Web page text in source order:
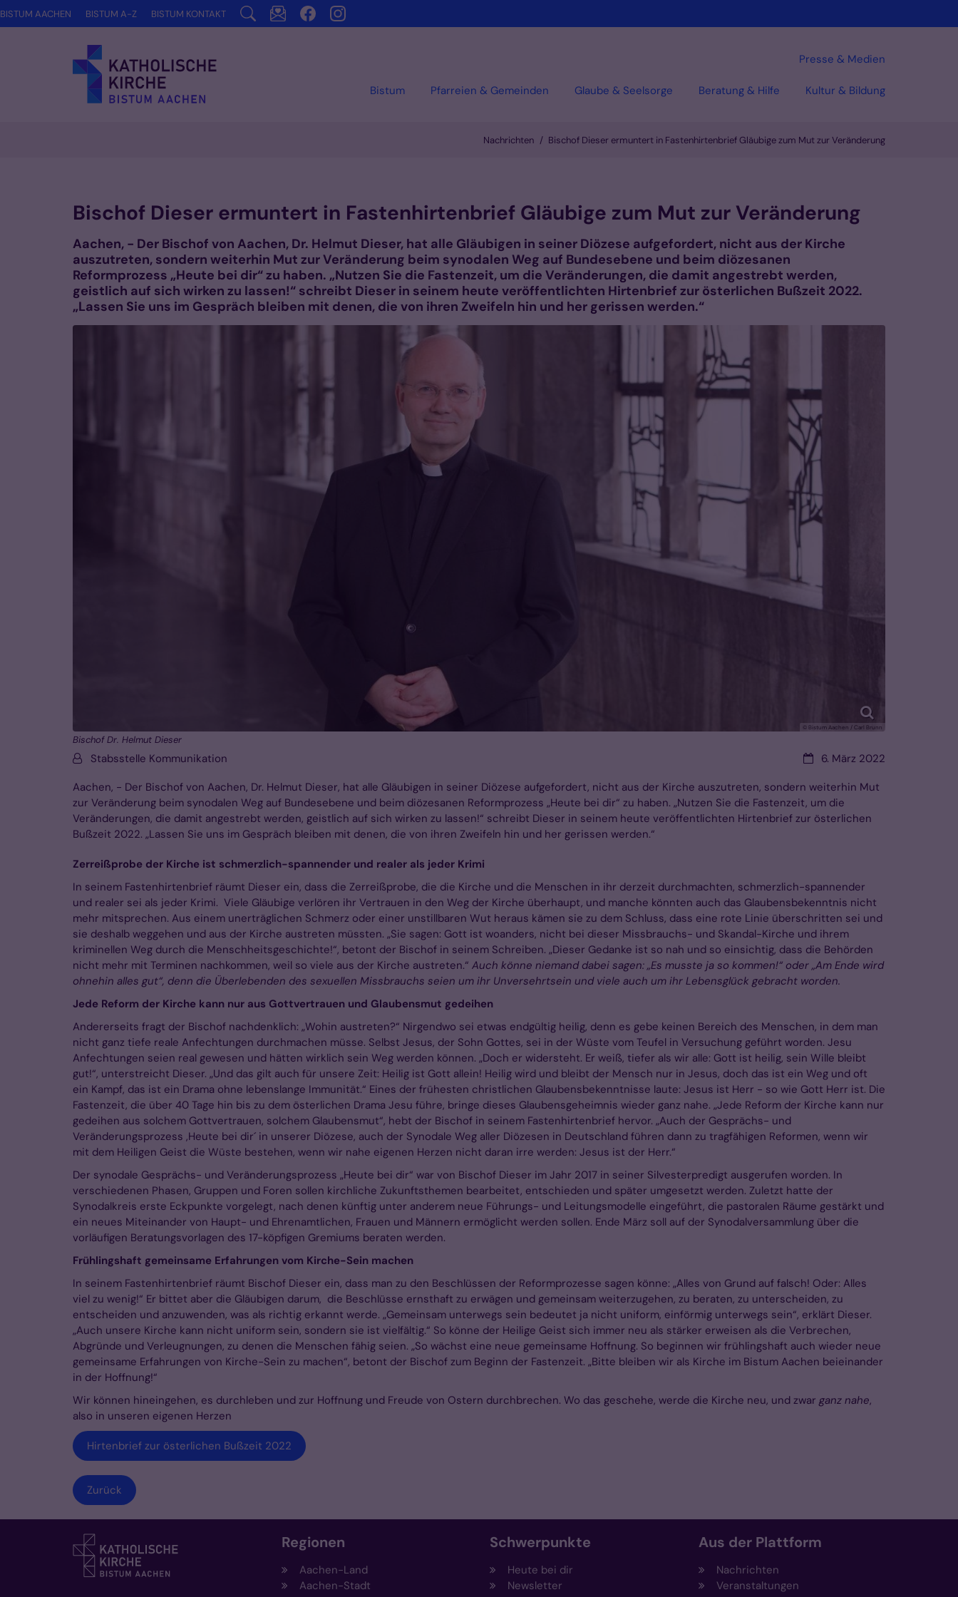
Zum Inhalt springen
Bistum Pfarreien & Gemeinden Glaube & Seelsorge Beratung & Hilfe Kultur & Bildung
Presse & Medien
BISTUM AACHEN BISTUM A-Z BISTUM KONTAKT
Nachrichten Bischof Dieser ermuntert in Fastenhirtenbrief Gläubige zum Mut zur Veränderung
Bischof Dieser ermuntert in Fastenhirtenbrief Gläubige zum Mut zur Veränderung
Aachen, - Der Bischof von Aachen, Dr. Helmut Dieser, hat alle Gläubigen in seiner Diözese aufgefordert, nicht aus der Kirche
auszutreten, sondern weiterhin Mut zur Veränderung beim synodalen Weg auf Bundesebene und beim diözesanen
Reformprozess „Heute bei dir“ zu haben. „Nutzen Sie die Fastenzeit, um die Veränderungen, die damit angestrebt werden,
geistlich auf sich wirken zu lassen!“ schreibt Dieser in seinem heute veröffentlichten Hirtenbrief zur österlichen Bußzeit 2022.
„Lassen Sie uns im Gespräch bleiben mit denen, die von ihren Zweifeln hin und her gerissen werden.“
© Bistum Aachen / Carl Brunn
Bischof Dr. Helmut Dieser
Datum:6. März 2022
Von:Stabsstelle Kommunikation
Aachen, - Der Bischof von Aachen, Dr. Helmut Dieser, hat alle Gläubigen in seiner Diözese aufgefordert, nicht aus der Kirche auszutreten, sondern weiterhin Mut
zur Veränderung beim synodalen Weg auf Bundesebene und beim diözesanen Reformprozess „Heute bei dir“ zu haben. „Nutzen Sie die Fastenzeit, um die
Veränderungen, die damit angestrebt werden, geistlich auf sich wirken zu lassen!“ schreibt Dieser in seinem heute veröffentlichten Hirtenbrief zur österlichen
Bußzeit 2022. „Lassen Sie uns im Gespräch bleiben mit denen, die von ihren Zweifeln hin und her gerissen werden.“
Zerreißprobe der Kirche ist schmerzlich-spannender und realer als jeder Krimi
In seinem Fastenhirtenbrief räumt Dieser ein, dass die Zerreißprobe, die die Kirche und die Menschen in ihr derzeit durchmachten, schmerzlich-spannender
und realer sei als jeder Krimi. Viele Gläubige verlören ihr Vertrauen in den Weg der Kirche überhaupt, und manche könnten auch das Glaubensbekenntnis nicht
mehr mitsprechen. Aus einem unerträglichen Schmerz oder einer unstillbaren Wut heraus kämen sie zu dem Schluss, dass eine rote Linie überschritten sei und
sie deshalb weggehen und aus der Kirche austreten müssten. „Sie sagen: Gott ist woanders, nicht bei dieser Missbrauchs- und Skandal-Kirche und ihrem
kriminellen Weg durch die Menschheitsgeschichte!“, betont der Bischof in seinem Schreiben. „Dieser Gedanke ist so nah und so einsichtig, dass die Behörden
nicht mehr mit Terminen nachkommen, weil so viele aus der Kirche austreten.“ Auch könne niemand dabei sagen: „Es musste ja so kommen!“ oder „Am Ende wird
ohnehin alles gut“, denn die Überlebenden des sexuellen Missbrauchs seien um ihr Unversehrtsein und viele auch um ihr Lebensglück gebracht worden.
Jede Reform der Kirche kann nur aus Gottvertrauen und Glaubensmut gedeihen
Andererseits fragt der Bischof nachdenklich: „Wohin austreten?“ Nirgendwo sei etwas endgültig heilig, denn es gebe keinen Bereich des Menschen, in dem man
nicht ganz tiefe reale Anfechtungen durchmachen müsse. Selbst Jesus, der Sohn Gottes, sei in der Wüste vom Teufel in Versuchung geführt worden. Jesu
Anfechtungen seien real gewesen und hätten wirklich sein Weg werden können. „Doch er widersteht. Er weiß, tiefer als wir alle: Gott ist heilig, sein Wille bleibt
gut!“, unterstreicht Dieser. „Und das gilt auch für unsere Zeit: Heilig ist Gott allein! Heilig wird und bleibt der Mensch nur in Jesus, doch das ist ein Weg und oft
ein Kampf, das ist ein Drama ohne lebenslange Immunität.“ Eines der frühesten christlichen Glaubensbekenntnisse laute: Jesus ist Herr - so wie Gott Herr ist. Die
Fastenzeit, die über 40 Tage hin bis zu dem österlichen Drama Jesu führe, bringe dieses Glaubensgeheimnis wieder ganz nahe. „Jede Reform der Kirche kann nur
gedeihen aus solchem Gottvertrauen, solchem Glaubensmut“, hebt der Bischof in seinem Fastenhirtenbrief hervor. „Auch der Gesprächs- und
Veränderungsprozess ,Heute bei dir´ in unserer Diözese, auch der Synodale Weg aller Diözesen in Deutschland führen dann zu tragfähigen Reformen, wenn wir
mit dem Heiligen Geist die Wüste bestehen, wenn wir nahe eigenen Herzen nicht daran irre werden: Jesus ist der Herr.“
Der synodale Gesprächs- und Veränderungsprozess „Heute bei dir“ war von Bischof Dieser im Jahr 2017 in seiner Silvesterpredigt ausgerufen worden. In
verschiedenen Phasen, Gruppen und Foren sollen kirchliche Zukunftsthemen bearbeitet, entschieden und später umgesetzt werden. Zuletzt hatte der
Synodalkreis erste Eckpunkte vorgelegt, nach denen künftig unter anderem neue Führungs- und Leitungsmodelle eingeführt, die pastoralen Räume gestärkt und
ein neues Miteinander von Haupt- und Ehrenamtlichen, Frauen und Männern ermöglicht werden sollen. Ende März soll auf der Synodalversammlung über die
vorläufigen Beratungsvorlagen des 17-köpfigen Gremiums beraten werden.
Frühlingshaft gemeinsame Erfahrungen vom Kirche-Sein machen
In seinem Fastenhirtenbrief räumt Bischof Dieser ein, dass man zu den Beschlüssen der Reformprozesse sagen könne: „Alles von Grund auf falsch! Oder: Alles
viel zu wenig!“ Er bittet aber die Gläubigen darum, die Beschlüsse ernsthaft zu erwägen und gemeinsam weiterzugehen, zu beraten, zu unterscheiden, zu
entscheiden und anzuwenden, was als richtig erkannt werde. „Gemeinsam unterwegs sein bedeutet ja nicht uniform, einförmig unterwegs sein“, erklärt Dieser.
„Auch unsere Kirche kann nicht uniform sein, sondern sie ist vielfältig.“ So könne der Heilige Geist sich immer neu als stärker erweisen als die Verbrechen,
Abgründe und Verleugnungen, zu denen die Menschen fähig seien. „So wächst eine neue gemeinsame Hoffnung. So beginnen wir frühlingshaft auch wieder neue
gemeinsame Erfahrungen von Kirche-Sein zu machen“, betont der Bischof zum Beginn der Fastenzeit. „Bitte bleiben wir als Kirche im Bistum Aachen beieinander
in der Hoffnung!“
Wir können hineingehen, es durchleben und zur Hoffnung und Freude von Ostern durchbrechen. Wo das geschehe, werde die Kirche neu, und zwar ganz nahe,
also in unseren eigenen Herzen
Hirtenbrief zur österlichen Bußzeit 2022
Zurück
Regionen
Aachen-Land
Aachen-Stadt
Schwerpunkte
Heute bei dir
Newsletter
Aus der Plattform
Nachrichten
Veranstaltungen